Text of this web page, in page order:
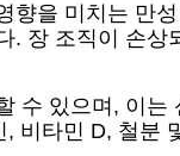
향을 미치는 만
. 장 조직이 손
수 있으며, 이는
비타민 D, 철분